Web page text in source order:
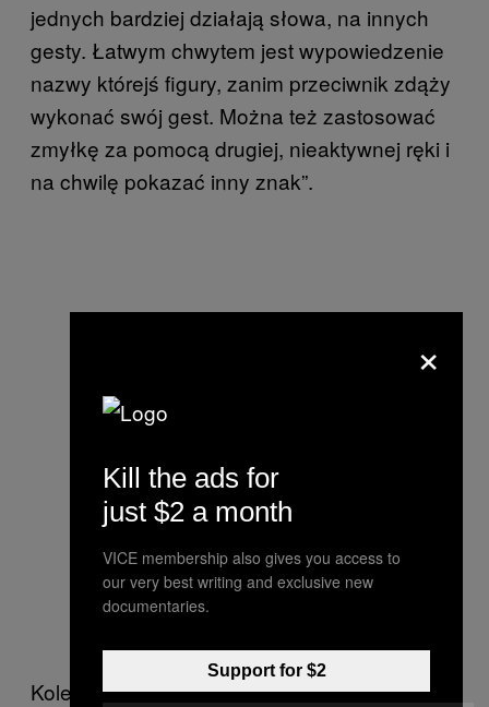
jednych bardziej działają słowa, na innych
gesty. Łatwym chwytem jest wypowiedzenie
nazwy którejś figury, zanim przeciwnik zdąży
wykonać swój gest. Można też zastosować
zmyłkę za pomocą drugiej, nieaktywnej ręki i
na chwilę pokazać inny znak”.
Kolejną metodą jest podjęcie bardziej
×
Kill the ads for
just $2 a month
VICE membership also gives you access to
our very best writing and exclusive new
documentaries.
Support for $2